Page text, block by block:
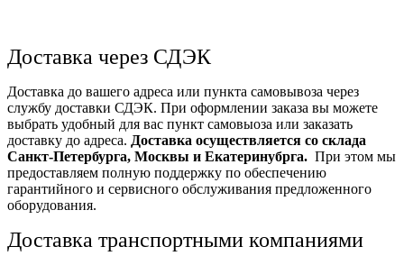
Доставка через СДЭК
Доставка до вашего адреса или пункта самовывоза через
службу доставки СДЭК. При оформлении заказа вы можете
выбрать удобный для вас пункт самовыоза или заказать
доставку до адреса. Доставка осуществляется со склада
Санкт-Петербурга, Москвы и Екатеринубрга. При этом мы
предоставляем полную поддержку по обеспечению
гарантийного и сервисного обслуживания предложенного
оборудования.
Доставка транспортными компаниями